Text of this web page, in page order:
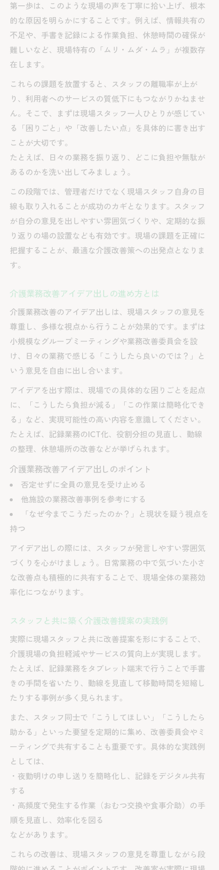
ICT導入による介護改善の具体的効果とは
スタッフ定着率を高める介護改善術
介護職員等処遇改善加算の基礎知識と活用
介護改善でスタッフのやる気を高める方法
働きやすさ追求で見える介護現場の未来
介護改善によるワークライフバランス向上
策
介護業務改善で見える職場の未来像とは
現場の声が導く介護改善と人材育成の関係
介護改善提案で働き方改革を加速させる
チーム力を高める介護業務改善のコツ
実践例から学ぶ介護業務改善の秘訣
介護施設業務改善事例に学ぶ成功ポイント
介護業務改善シートで成果を可視化する
介護改善で得られた現場の変化とその理由
改善提案から実践までの介護業務の流れ
介護改善で実現する持続可能なチームづくり
介護改善を通じて築く持続可能なチーム像
介護業務改善委員会の継続的な役割と効果
スタッフ連携強化に効く介護改善の工夫
介護改善で定着率向上を図る具体的施策
現場力を高める介護業務改善の運用方法
第一歩は、このような現場の声を丁寧に拾い上げ、根本
的な原因を明らかにすることです。例えば、情報共有の
不足や、手書き記録による作業負担、休憩時間の確保が
難しいなど、現場特有の「ムリ・ムダ・ムラ」が複数存
在します。
これらの課題を放置すると、スタッフの離職率が上が
り、利用者へのサービスの質低下にもつながりかねませ
ん。そこで、まずは現場スタッフ一人ひとりが感じてい
る「困りごと」や「改善したい点」を具体的に書き出す
ことが大切です。
たとえば、日々の業務を振り返り、どこに負担や無駄が
あるのかを洗い出してみましょう。
この段階では、管理者だけでなく現場スタッフ自身の目
線も取り入れることが成功のカギとなります。スタッフ
が自分の意見を出しやすい雰囲気づくりや、定期的な振
り返りの場の設置なども有効です。現場の課題を正確に
把握することが、最適な介護改善策への出発点となりま
す。
介護業務改善アイデア出しの進め方とは
介護業務改善のアイデア出しは、現場スタッフの意見を
尊重し、多様な視点から行うことが効果的です。まずは
小規模なグループミーティングや業務改善委員会を設
け、日々の業務で感じる「こうしたら良いのでは？」と
いう意見を自由に出し合います。
アイデアを出す際は、現場での具体的な困りごとを起点
に、「こうしたら負担が減る」「この作業は簡略化でき
る」など、実現可能性の高い内容を意識してください。
たとえば、記録業務のICT化、役割分担の見直し、動線
の整理、休憩場所の改善などが挙げられます。
介護業務改善アイデア出しのポイント
否定せずに全員の意見を受け止める
他施設の業務改善事例を参考にする
「なぜ今までこうだったのか？」と現状を疑う視点を
持つ
アイデア出しの際には、スタッフが発言しやすい雰囲気
づくりを心がけましょう。日常業務の中で気づいた小さ
な改善点も積極的に共有することで、現場全体の業務効
率化につながります。
スタッフと共に築く介護改善提案の実践例
実際に現場スタッフと共に改善提案を形にすることで、
介護現場の負担軽減やサービスの質向上が実現します。
たとえば、記録業務をタブレット端末で行うことで手書
きの手間を省いたり、動線を見直して移動時間を短縮し
たりする事例が多く見られます。
また、スタッフ同士で「こうしてほしい」「こうしたら
助かる」といった要望を定期的に集め、改善委員会やミ
ーティングで共有することも重要です。具体的な実践例
としては、
・夜勤明けの申し送りを簡略化し、記録をデジタル共有
する
・高頻度で発生する作業（おむつ交換や食事介助）の手
順を見直し、効率化を図る
などがあります。
これらの改善は、現場スタッフの意見を尊重しながら段